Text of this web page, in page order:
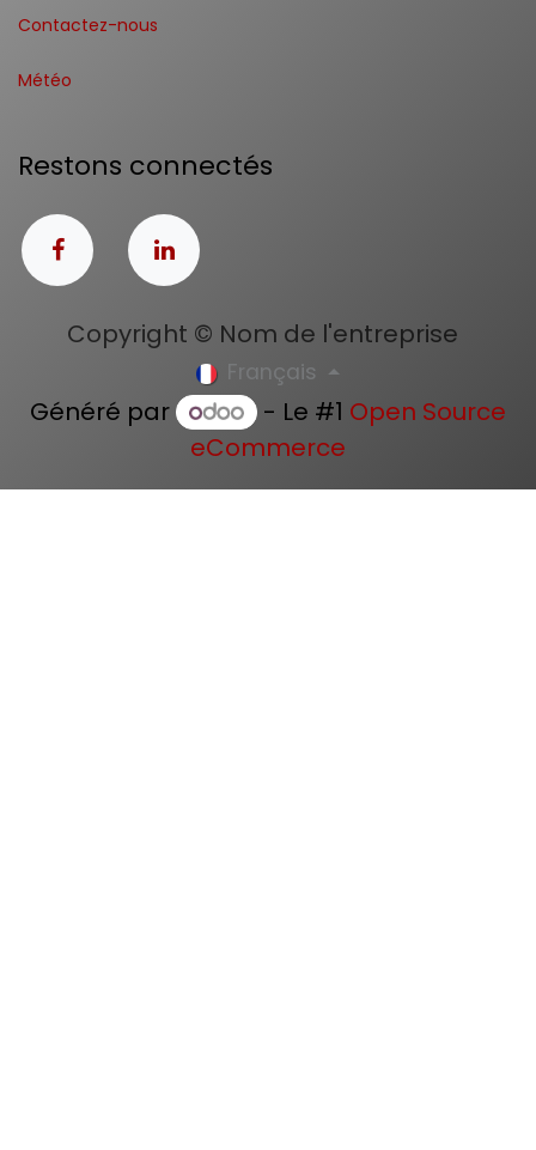
Contactez-nous
Météo
Restons connectés
Copyright © Nom de l'entreprise
Français
Généré par - Le #1 Open Source
eCommerce